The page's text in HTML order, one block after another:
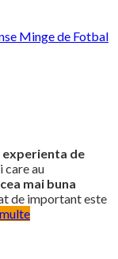
Minge de Fotbal
experienta de
care au
mai buna
de important este